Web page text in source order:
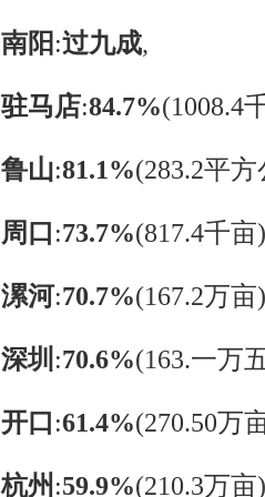
南阳 ‌:‌过九成‌,
驻马店‌:‌84.7%‌(1008.4
鲁山‌:‌81.1%‌(283.2平
周口 ‌:‌73.7%‌(817.4千亩)
漯河‌:‌70.7%‌(167.2万亩)
深圳 ‌:‌70.6%‌(163.一万
开口 ‌:‌61.4%‌(270.50万
杭州 ‌:‌59.9%‌(210.3万亩)